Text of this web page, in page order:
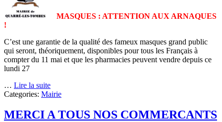
MASQUES : ATTENTION AUX ARNAQUES
!
C’est une garantie de la qualité des fameux masques grand public
qui seront, théoriquement, disponibles pour tous les Français à
compter du 11 mai et que les pharmacies peuvent vendre depuis ce
lundi 27
… Lire la suite
Categories: Mairie
MERCI A TOUS NOS COMMERCANTS